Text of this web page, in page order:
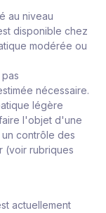
au niveau
disponible chez
modérée ou
nécessaire.
légère
l'objet d'une
contrôle des
(voir rubriques
actuellement